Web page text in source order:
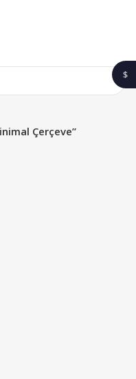
Çerçeve”
$